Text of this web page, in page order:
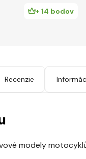
+ 14 bodov
Recenzie
modely